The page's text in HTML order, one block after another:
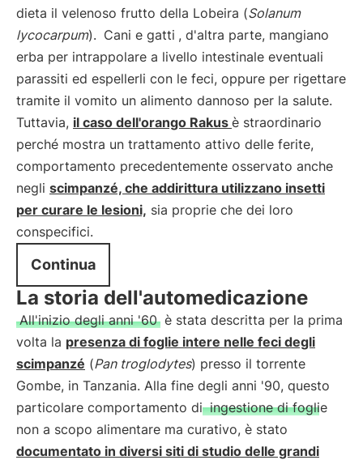
dieta il velenoso frutto della Lobeira (Solanum
lycocarpum). Cani e gatti , d'altra parte, mangiano
erba per intrappolare a livello intestinale eventuali
parassiti ed espellerli con le feci, oppure per rigettare
tramite il vomito un alimento dannoso per la salute.
Tuttavia, il caso dell'orango Rakus è straordinario
perché mostra un trattamento attivo delle ferite,
comportamento precedentemente osservato anche
negli scimpanzé, che addirittura utilizzano insetti
per curare le lesioni, sia proprie che dei loro
conspecifici.
Continua
La storia dell'automedicazione
All'inizio degli anni '60 è stata descritta per la prima
volta la presenza di foglie intere nelle feci degli
scimpanzé (Pan troglodytes) presso il torrente
Gombe, in Tanzania. Alla fine degli anni '90, questo
particolare comportamento di ingestione di foglie
non a scopo alimentare ma curativo, è stato
documentato in diversi siti di studio delle grandi